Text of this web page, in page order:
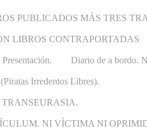
PUBLICADOS MÁS TRES
LIBROS CONTRAPORTADAS
Diario de a bordo.
Irredentos Libres).
NI VÍCTIMA NI